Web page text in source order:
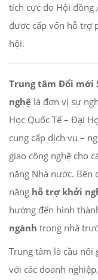
tích cực do Hội đồng
được cấp vốn hỗ trợ
hội.
Trung tâm Đổi mới
nghệ là đơn vị sự
Học Quốc Tế – Đại
cung cấp dịch vụ –
giao công nghệ cho
năng Nhà nước. Bên
năng hỗ trợ khởi
hướng đến hình
ngành trong nhà
Trung tâm là cầu nối
với các doanh